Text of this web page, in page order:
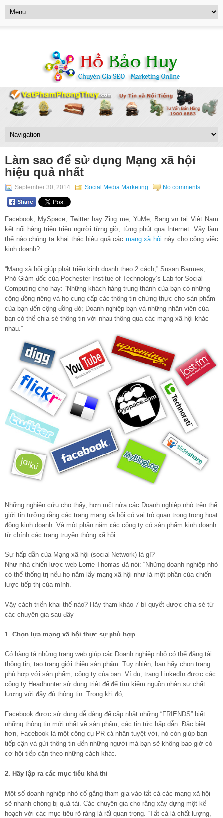
Làm sao để sử dụng Mạng xã hội
hiệu quả nhất
September 30, 2014 Social Media Marketing No comments
Facebook, MySpace, Twitter hay Zing me, YuMe, Bang.vn tại Việt Nam
kết nối hàng triệu triệu người từng giờ, từng phút qua Internet. Vậy làm
thế nào chúng ta khai thác hiệu quả các mạng xã hội này cho công việc
kinh doanh?
“Mạng xã hội giúp phát triển kinh doanh theo 2 cách,” Susan Barmes,
Phó Giám đốc của Pochester Institue of Technology’s Lab for Social
Computing cho hay: “Những khách hàng trung thành của bạn có những
cộng đồng riêng và họ cung cấp các thông tin chứng thực cho sản phẩm
của bạn đến cộng đồng đó; Doanh nghiệp bạn và những nhân viên của
bạn có thể chia sẻ thông tin với nhau thông qua các mạng xã hội khác
nhau.”
Những nghiên cứu cho thấy, hơn một nửa các Doanh nghiệp nhỏ trên thế
giới tin tưởng rằng các trang mạng xã hội có vai trò quan trọng trong hoạt
động kinh doanh. Và một phần năm các công ty có sản phẩm kinh doanh
từ chính các trang truyền thông xã hội.
Sự hấp dẫn của Mạng xã hội (social Network) là gì?
Như nhà chiến lược web Lorrie Thomas đã nói: “Những doanh nghiệp nhỏ
có thể thống trị nếu họ nắm lấy mạng xã hội như là một phần của chiến
lược tiếp thị của mình.”
Vậy cách triển khai thế nào? Hãy tham khảo 7 bí quyết được chia sẻ từ
các chuyên gia sau đây
1. Chọn lựa mạng xã hội thực sự phù hợp
Có hàng tá những trang web giúp các Doanh nghiệp nhỏ có thể đăng tải
thông tin, tạo trang giới thiệu sản phẩm. Tuy nhiên, bạn hãy chọn trang
phù hợp với sản phẩm, công ty của bạn. Ví dụ, trang LinkedIn được các
công ty Headhunter sử dụng triệt để để tìm kiếm nguồn nhân sự chất
lượng với đầy đủ thông tin. Trong khi đó,
Facebook được sử dụng dễ dàng để cập nhật những “FRIENDS” biết
những thông tin mới nhất về sản phẩm, các tin tức hấp dẫn. Đặc biệt
hơn, Facebook là một công cụ PR cá nhân tuyệt vời, nó còn giúp bạn
tiếp cận và gửi thông tin đến những người mà bạn sẽ không bao giờ có
cơ hội tiếp cận theo những cách khác.
2. Hãy lập ra các mục tiêu khả thi
Một số doanh nghiệp nhỏ cố gắng tham gia vào tất cả các mạng xã hội
sẽ nhanh chóng bị quá tải. Các chuyên gia cho rằng xây dựng một kế
hoạch với các mục tiêu rõ ràng là rất quan trọng. “Tất cả là chất lượng,